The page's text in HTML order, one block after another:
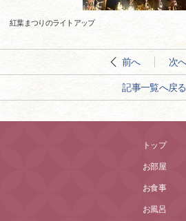
紅葉まつりのライトアップ
前へ 次
記事一覧へ戻る
トップ
お部屋
お食事
お風呂